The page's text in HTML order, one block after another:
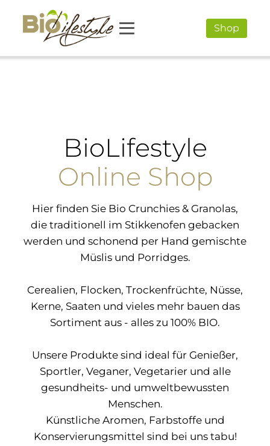
Shop
BioLifestyle
Online Shop
Hier finden Sie Bio Crunchies & Granolas,
die traditionell im Stikkenofen gebacken
werden und schonend per Hand gemischte
Müslis und Porridges.
Cerealien, Flocken, Trockenfrüchte, Nüsse,
Kerne, Saaten und vieles mehr bauen das
Sortiment aus - alles zu 100% BIO.
Unsere Produkte sind ideal für Genießer,
Sportler, Veganer, Vegetarier und alle
gesundheits- und umweltbewussten
Menschen.
Künstliche Aromen, Farbstoffe und
Konservierungsmittel sind bei uns tabu!